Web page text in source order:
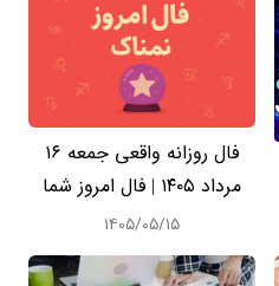
فال روزانه واقعی جمعه ۱۶
مرداد ۱۴۰۵ | فال امروز شما
۱۴۰۵/۰۵/۱۵